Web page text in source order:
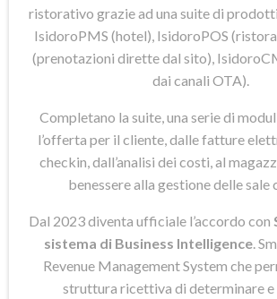
ristorativo grazie ad una suite di
IsidoroPMS (hotel), IsidoroPOS
(prenotazioni dirette dal sito),
dai canali OTA).
Completano la suite, una serie di
l’offerta per il cliente, dalle fatture
checkin, dall’analisi dei costi, al
benessere alla gestione delle sale
Dal 2023 diventa ufficiale l’accordo con
sistema di Business Intelligence .
Revenue Management System che
struttura ricettiva di determinare